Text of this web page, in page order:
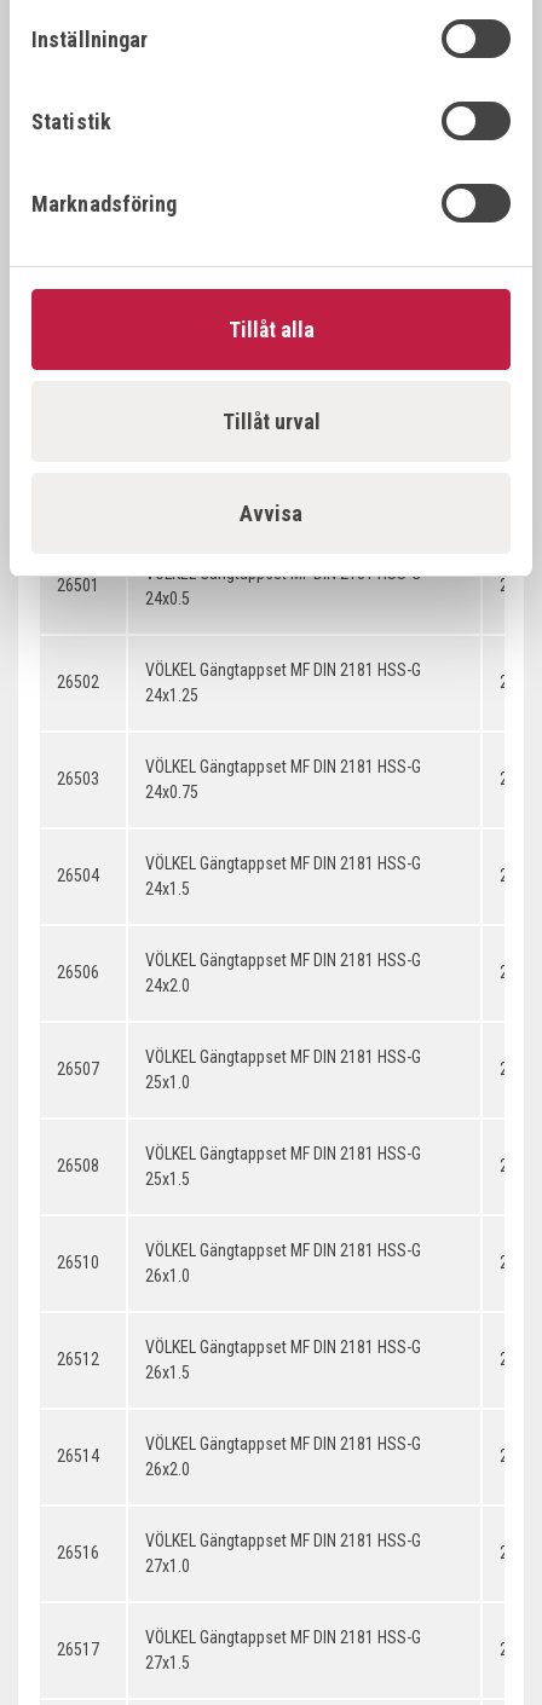
Inställningar
Statistik
Marknadsföring
Tillåt alla
Tillåt urval
Avvisa
26396
22x2.0
26397
26501
VÖLKEL Gängtappset MF DIN 2181 HSS-G
24x0.5
26502
VÖLKEL Gängtappset MF DIN 2181 HSS-G
24x1.25
26503
VÖLKEL Gängtappset MF DIN 2181 HSS-G
24x0.75
26504
VÖLKEL Gängtappset MF DIN 2181 HSS-G
24x1.5
26506
VÖLKEL Gängtappset MF DIN 2181 HSS-G
24x2.0
26507
VÖLKEL Gängtappset MF DIN 2181 HSS-G
25x1.0
26508
VÖLKEL Gängtappset MF DIN 2181 HSS-G
25x1.5
26510
VÖLKEL Gängtappset MF DIN 2181 HSS-G
26x1.0
26512
VÖLKEL Gängtappset MF DIN 2181 HSS-G
26x1.5
26514
VÖLKEL Gängtappset MF DIN 2181 HSS-G
26x2.0
26516
VÖLKEL Gängtappset MF DIN 2181 HSS-G
27x1.0
26517
VÖLKEL Gängtappset MF DIN 2181 HSS-G
27x1.5